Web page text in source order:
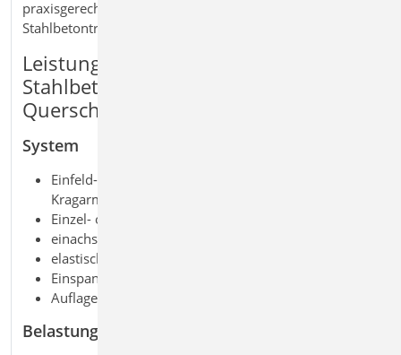
praxisgerechte Lösung für die Bemessung von
Stahlbetonträgern.
Leistungsmerkmale S300.de
Stahlbeton-Durchlaufträger, konstante
Querschnitte
System
Einfeld- oder Durchlaufträger mit oder ohne
Kragarme
Einzel- oder Plattenbalken, einachsig gespannt
einachsige Beanspruchung
elastische Auflagerbedingungen
Einspannung der Endauflager
Auflagerstäbe
Belastung